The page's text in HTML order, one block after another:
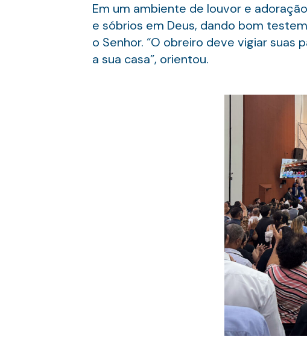
Em um ambiente de louvor e
e sóbrios em Deus, dando bom
o Senhor. “O obreiro deve vigiar
a sua casa”, orientou.